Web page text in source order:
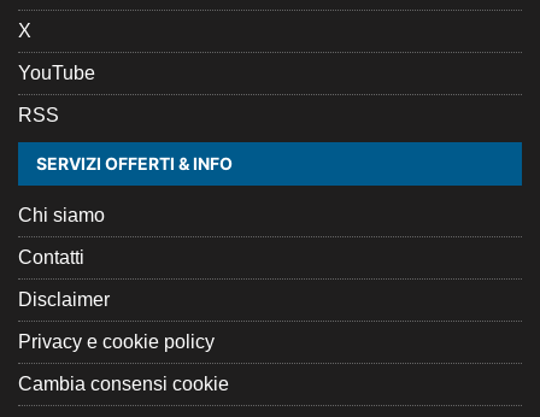
X
YouTube
RSS
SERVIZI OFFERTI & INFO
Chi siamo
Contatti
Disclaimer
Privacy e cookie policy
Cambia consensi cookie